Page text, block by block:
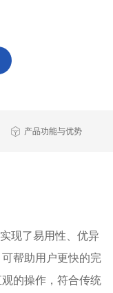
产品功能与优势
现了易用性、优异
帮助用户更快的完
的操作，符合传统